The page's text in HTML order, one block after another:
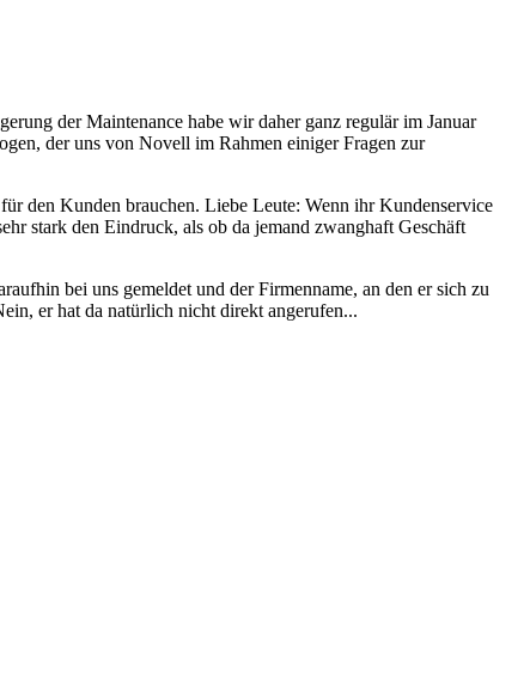
der Maintenance habe wir daher ganz regulär im Januar
der uns von Novell im Rahmen einiger Fragen zur
den Kunden brauchen. Liebe Leute: Wenn ihr Kundenservice
stark den Eindruck, als ob da jemand zwanghaft Geschäft
bei uns gemeldet und der Firmenname, an den er sich zu
er hat da natürlich nicht direkt angerufen...